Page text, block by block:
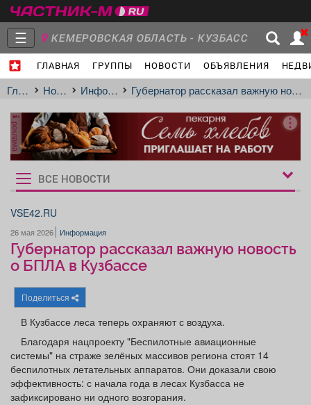
☰ КЕМЕРОВСКАЯ ОБЛАСТЬ - КУЗБАСС
ГЛАВНАЯ ГРУППЫ НОВОСТИ ОБЪЯВЛЕНИЯ
Главная
Группы
Объявления Недвижимость Услуги
Работа
Афиша Обучение Проекты
Товары Поздравления
Главная Новости Информация Губернатор рассказал важную новость о БПЛА в Кузбассе
реклама
Рукбрики
новостей
ВСЕ НОВОСТИ
VSE42.RU
26 мая 2026 Информация
Губернатор рассказал важную новость
о БПЛА в Кузбассе
Поделиться
В Кузбассе леса теперь охраняют с воздуха.
Благодаря нацпроекту "Беспилотные авиационные
системы" на страже зелёных массивов региона стоят 14
беспилотных летательных аппаратов. Они доказали свою
эффективность: с начала года в лесах Кузбасса не
зафиксировано ни одного возгорания.